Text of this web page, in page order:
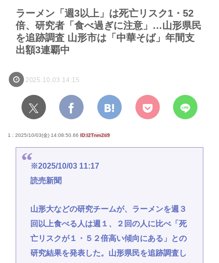
ラーメン「週3以上」は死亡リスク1・52
倍、研究者「食べ過ぎに注意」…山形県民
を追跡調査 山形市は「中華そば」年間支
出額3連覇中
2025.10.03 14:15
1 : 2025/10/03(金) 14:08:50.66 ID:I2Tnm2ti9
※2025/10/03 11:17
読売新聞
山形大などの研究チームが、ラーメンを週３
回以上食べる人は週１、２回の人に比べ「死
亡リスクが１・５２倍高い傾向にある」との
研究結果を発表した。山形県民を追跡調査し